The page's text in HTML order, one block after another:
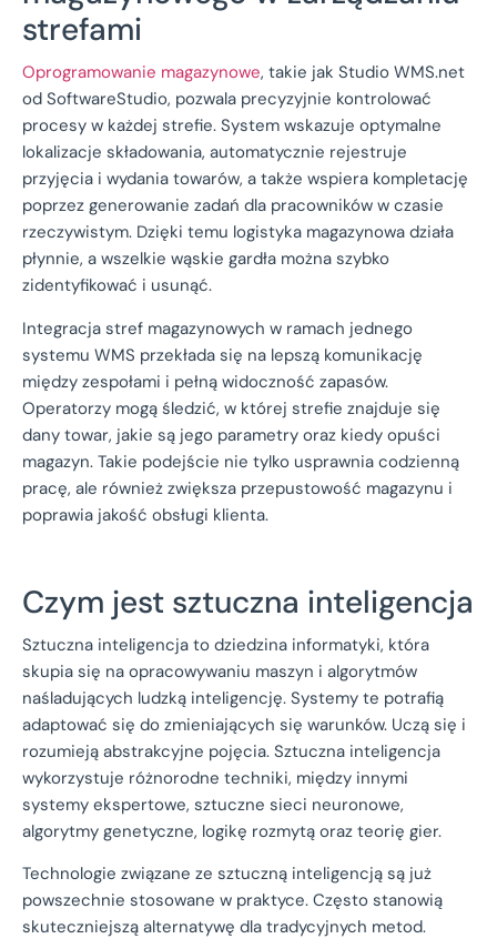
strefami
Oprogramowanie magazynowe, takie jak Studio WMS.net
od SoftwareStudio, pozwala precyzyjnie kontrolować
procesy w każdej strefie. System wskazuje optymalne
lokalizacje składowania, automatycznie rejestruje
przyjęcia i wydania towarów, a także wspiera kompletację
poprzez generowanie zadań dla pracowników w czasie
rzeczywistym. Dzięki temu logistyka magazynowa działa
płynnie, a wszelkie wąskie gardła można szybko
zidentyfikować i usunąć.
Integracja stref magazynowych w ramach jednego
systemu WMS przekłada się na lepszą komunikację
między zespołami i pełną widoczność zapasów.
Operatorzy mogą śledzić, w której strefie znajduje się
dany towar, jakie są jego parametry oraz kiedy opuści
magazyn. Takie podejście nie tylko usprawnia codzienną
pracę, ale również zwiększa przepustowość magazynu i
poprawia jakość obsługi klienta.
Czym jest sztuczna inteligencja
Sztuczna inteligencja to dziedzina informatyki, która
skupia się na opracowywaniu maszyn i algorytmów
naśladujących ludzką inteligencję. Systemy te potrafią
adaptować się do zmieniających się warunków. Uczą się i
rozumieją abstrakcyjne pojęcia. Sztuczna inteligencja
wykorzystuje różnorodne techniki, między innymi
systemy ekspertowe, sztuczne sieci neuronowe,
algorytmy genetyczne, logikę rozmytą oraz teorię gier.
Technologie związane ze sztuczną inteligencją są już
powszechnie stosowane w praktyce. Często stanowią
skuteczniejszą alternatywę dla tradycyjnych metod.